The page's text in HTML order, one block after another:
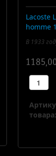
Lacoste
homme
В 1933